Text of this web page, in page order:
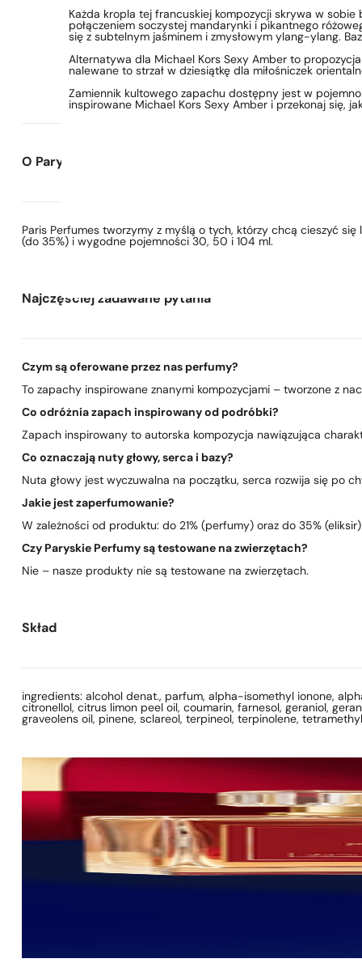
Każda kropla tej francuskiej kompozycji skrywa w
połączeniem soczystej mandarynki i pikantnego
się z subtelnym jaśminem i zmysłowym ylang-ylang.
Alternatywa dla Michael Kors Sexy Amber to
nalewane to strzał w dziesiątkę dla miłośniczek
Zamiennik kultowego zapachu dostępny jest w
inspirowane Michael Kors Sexy Amber i przekonaj się,
O Paryskie Perfumy
Paris Perfumes tworzymy z myślą o tych, którzy chcą cieszyć
(do 35%) i wygodne pojemności 30, 50 i 104 ml.
Najczęściej zadawane pytania
Czym są oferowane przez nas perfumy?
To zapachy inspirowane znanymi kompozycjami – tworzone z
Co odróżnia zapach inspirowany od podróbki?
Zapach inspirowany to autorska kompozycja nawiązująca
Co oznaczają nuty głowy, serca i bazy?
Nuta głowy jest wyczuwalna na początku, serca rozwija się po
Jakie jest zaperfumowanie?
W zależności od produktu: do 21% (perfumy) oraz do 35%
Czy Paryskie Perfumy są testowane na zwierzętach?
Nie – nasze produkty nie są testowane na zwierzętach.
Skład
ingredients: alcohol denat., parfum, alpha-isomethyl ionone,
citronellol, citrus limon peel oil, coumarin, farnesol, geraniol,
graveolens oil, pinene, sclareol, terpineol, terpinolene,